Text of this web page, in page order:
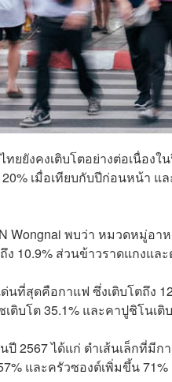
ทยยังคงเติบโตอย่างต่อเนื่อง
เมื่อเทียบกับปีก่อนหน้า แ
Wongnai พบว่า หมวดหมู่อา
10.9% ส่วนข้าวราดแกงแล
นที่สุดคือกาแฟ ซึ่งเติบโตถึง
เติบโต 35.1% และคาปูชิโนเติ
2567 ได้แก่ ตำเส้นเล็กที่มีก
และครัวซองต์เพิ่มขึ้น 71%